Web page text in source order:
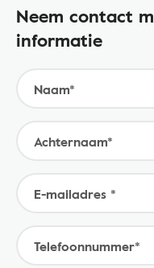
Neem contact
informatie
Naam*
Achternaam*
E-mailadres *
Telefoonnummer*